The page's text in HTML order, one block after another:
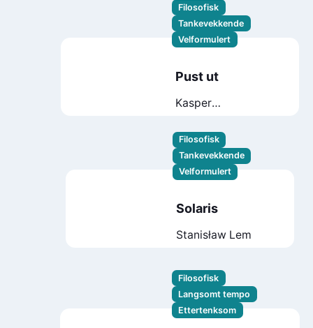
Filosofisk
Tankevekkende
Velformulert
Pust ut
Kasper
Fredrik Austad
Filosofisk
Tankevekkende
Velformulert
Solaris
Stanisław Lem
Filosofisk
Langsomt tempo
Ettertenksom